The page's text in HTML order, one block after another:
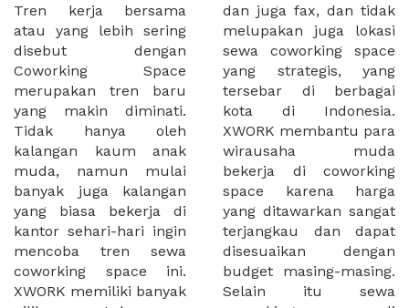
Tren kerja bersama
atau yang lebih sering
disebut dengan
Coworking Space
merupakan tren baru
yang makin diminati.
Tidak hanya oleh
kalangan kaum anak
muda, namun mulai
banyak juga kalangan
yang biasa bekerja di
kantor sehari-hari ingin
mencoba tren sewa
coworking space ini.
XWORK memiliki banyak
dan juga fax, dan tidak
melupakan juga lokasi
sewa coworking space
yang strategis, yang
tersebar di berbagai
kota di Indonesia.
XWORK membantu para
wirausaha muda
bekerja di coworking
space karena harga
yang ditawarkan sangat
terjangkau dan dapat
disesuaikan dengan
budget masing-masing.
Selain itu sewa